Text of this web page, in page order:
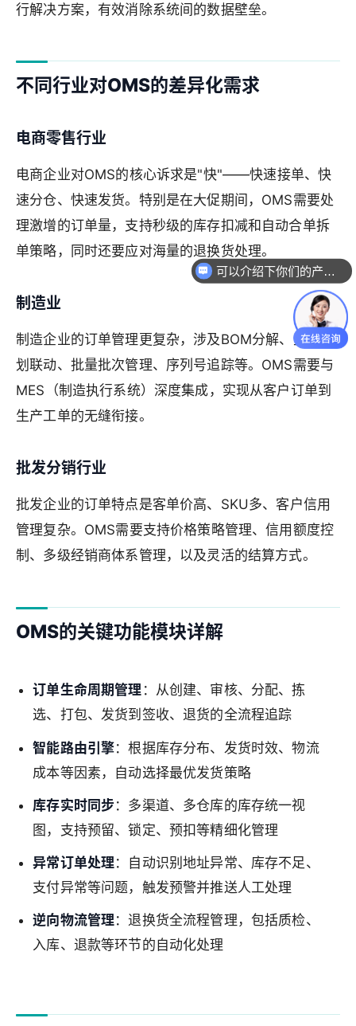
行解决方案，有效消除系统间的数据壁垒。
不同行业对OMS的差异化需求
电商零售行业
电商企业对OMS的核心诉求是"快"——快速接单、快
速分仓、快速发货。特别是在大促期间，OMS需要处
理激增的订单量，支持秒级的库存扣减和自动合单拆
单策略，同时还要应对海量的退换货处理。
制造业
制造企业的订单管理更复杂，涉及BOM分解、生产计
划联动、批量批次管理、序列号追踪等。OMS需要与
MES（制造执行系统）深度集成，实现从客户订单到
生产工单的无缝衔接。
批发分销行业
批发企业的订单特点是客单价高、SKU多、客户信用
管理复杂。OMS需要支持价格策略管理、信用额度控
制、多级经销商体系管理，以及灵活的结算方式。
OMS的关键功能模块详解
订单生命周期管理 ：从创建、审核、分配、拣
选、打包、发货到签收、退货的全流程追踪
智能路由引擎：根据库存分布、发货时效、物流
成本等因素，自动选择最优发货策略
库存实时同步：多渠道、多仓库的库存统一视
图，支持预留、锁定、预扣等精细化管理
异常订单处理：自动识别地址异常、库存不足、
支付异常等问题，触发预警并推送人工处理
逆向物流管理：退换货全流程管理，包括质检、
入库、退款等环节的自动化处理